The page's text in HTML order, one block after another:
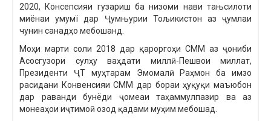
2020, Консепсияи гузариш ба низоми нави тањсилоти
миёнаи умумї дар Ҷумњурии Тољикистон аз ҷумлаи
чунин санадҳо мебошанд.
Моҳи марти соли 2018 дар қароргоҳи СММ аз ҷониби
Асосгузори сулҳу ваҳдати миллӣ-Пешвои миллат,
Президенти ҶТ муҳтарам Эмомалӣ Раҳмон ба имзо
расидани Конвенсияи СММ дар бораи ҳуқуқи маъюбон
дар раванди бунёди ҷомеаи таҳаммулпазир ва аз
монеаҳои иҷтимоӣ озод қадами муҳим мебошад.